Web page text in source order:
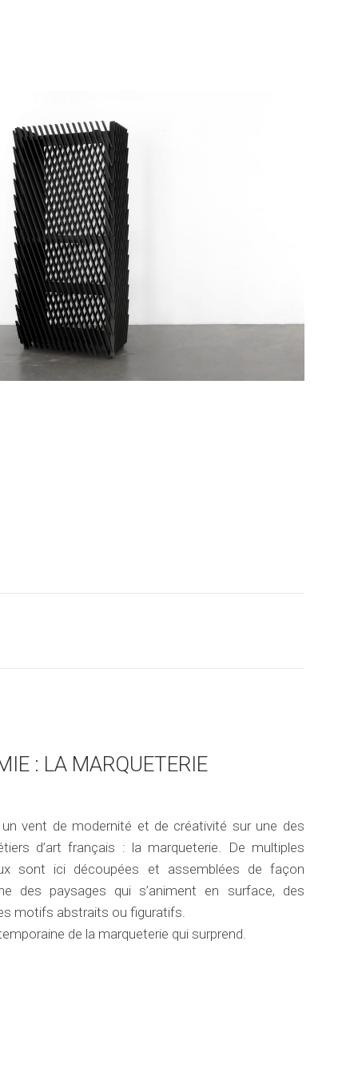
: LA MARQUETERIE
vent de modernité et de créativité sur une des
d’art français : la marqueterie. De multiples
sont ici découpées et assemblées de façon
des paysages qui s’animent en surface, des
motifs abstraits ou figuratifs.
de la marqueterie qui surprend.